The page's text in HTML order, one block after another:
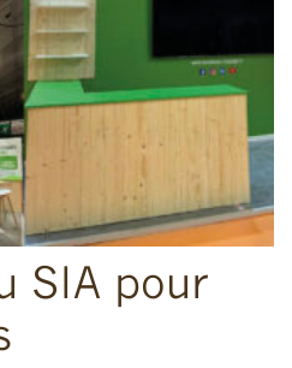
SIA pour